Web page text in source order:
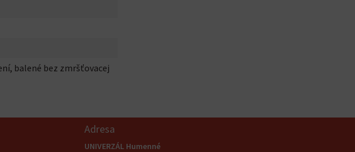
balené bez zmršťovacej
Adresa
UNIVERZÁL Humenné